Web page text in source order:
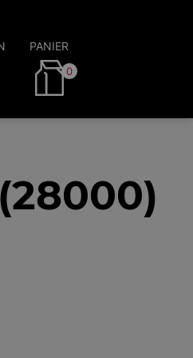
PANIER
0